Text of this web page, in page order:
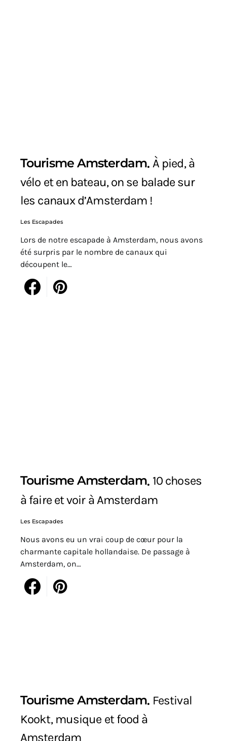
Tourisme Amsterdam À pied, à
vélo et en bateau, on se balade sur
les canaux d’Amsterdam !
Les Escapades
Lors de notre escapade à Amsterdam, nous avons
été surpris par le nombre de canaux qui
découpent le…
Tourisme Amsterdam 10 choses
à faire et voir à Amsterdam
Les Escapades
Nous avons eu un vrai coup de cœur pour la
charmante capitale hollandaise. De passage à
Amsterdam, on…
Tourisme Amsterdam Festival
Kookt, musique et food à
Amsterdam